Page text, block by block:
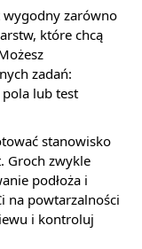
wygodny zarówno
które chcą
zadań:
pola lub test
stanowisko
Groch zwykle
podłoża i
na powtarzalności
i kontroluj